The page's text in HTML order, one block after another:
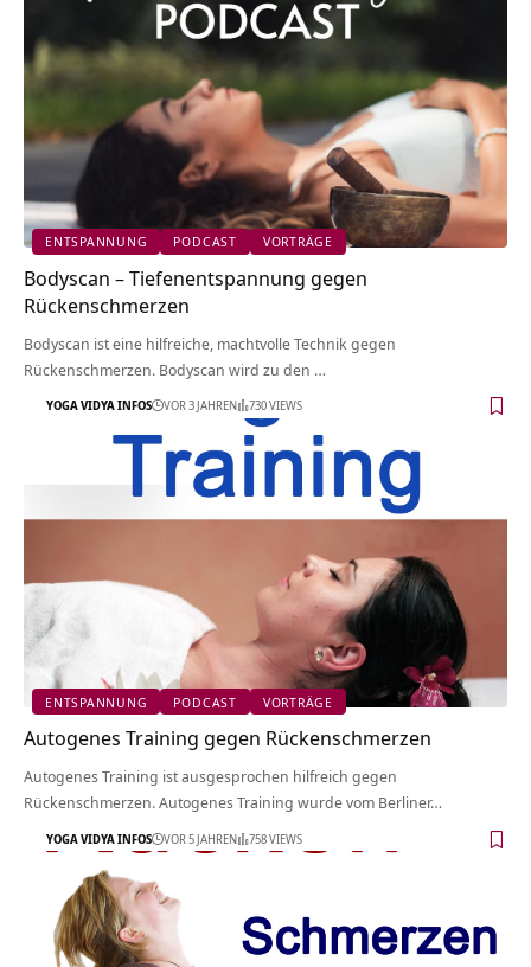
ENTSPANNUNG PODCAST VORTRÄGE
Bodyscan – Tiefenentspannung gegen
Rückenschmerzen
Bodyscan ist eine hilfreiche, machtvolle Technik gegen
Rückenschmerzen. Bodyscan wird zu den …
YOGA VIDYA INFOS VOR 3 JAHREN 730 VIEWS
ENTSPANNUNG PODCAST VORTRÄGE
Autogenes Training gegen Rückenschmerzen
Autogenes Training ist ausgesprochen hilfreich gegen
Rückenschmerzen. Autogenes Training wurde vom Berliner…
YOGA VIDYA INFOS VOR 5 JAHREN 758 VIEWS